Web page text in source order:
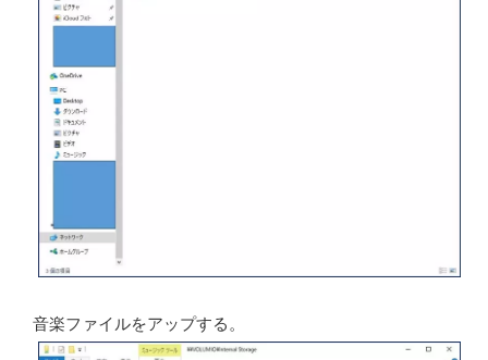
音楽ファイルをアップする。